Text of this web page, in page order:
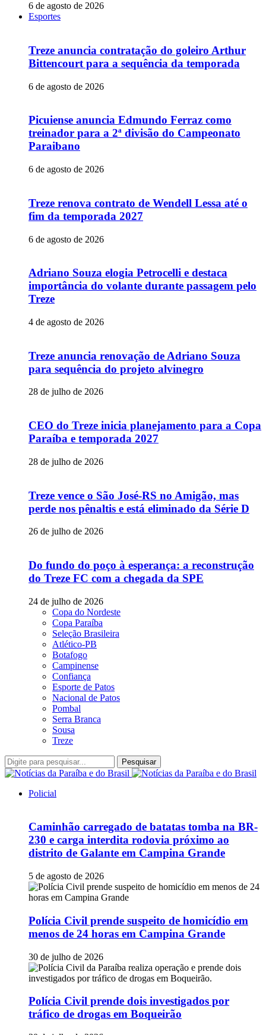
6 de agosto de 2026
Esportes
Treze anuncia contratação do goleiro Arthur
Bittencourt para a sequência da temporada
6 de agosto de 2026
Picuiense anuncia Edmundo Ferraz como
treinador para a 2ª divisão do Campeonato
Paraibano
6 de agosto de 2026
Treze renova contrato de Wendell Lessa até o
fim da temporada 2027
6 de agosto de 2026
Adriano Souza elogia Petrocelli e destaca
importância do volante durante passagem pelo
Treze
4 de agosto de 2026
Treze anuncia renovação de Adriano Souza
para sequência do projeto alvinegro
28 de julho de 2026
CEO do Treze inicia planejamento para a Copa
Paraíba e temporada 2027
28 de julho de 2026
Treze vence o São José-RS no Amigão, mas
perde nos pênaltis e está eliminado da Série D
26 de julho de 2026
Do fundo do poço à esperança: a reconstrução
do Treze FC com a chegada da SPE
24 de julho de 2026
Copa do Nordeste
Copa Paraíba
Seleção Brasileira
Atlético-PB
Botafogo
Campinense
Confiança
Esporte de Patos
Nacional de Patos
Pombal
Serra Branca
Sousa
Treze
Pesquisar
Policial
Caminhão carregado de batatas tomba na BR-
230 e carga interdita rodovia próximo ao
distrito de Galante em Campina Grande
5 de agosto de 2026
Polícia Civil prende suspeito de homicídio em
menos de 24 horas em Campina Grande
30 de julho de 2026
Polícia Civil prende dois investigados por
tráfico de drogas em Boqueirão